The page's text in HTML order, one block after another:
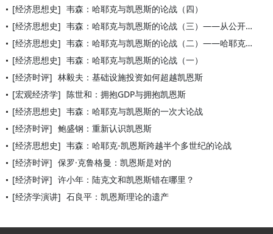
[经济思想史] 韦森：哈耶克与凯恩斯的论战（四）
[经济思想史] 韦森：哈耶克与凯恩斯的论战（三）——从公开论战到私下交流
[经济思想史] 韦森：哈耶克与凯恩斯的论战（二）——哈耶克初识凯恩斯：论战未
[经济思想史] 韦森：哈耶克与凯恩斯的论战（一）
[经济时评] 林毅夫：基础设施投资如何超越凯恩斯
[宏观经济学] 陈世和：拥抱GDP与拥抱凯恩斯
[经济思想史] 韦森：哈耶克与凯恩斯的一次大论战
[经济时评] 鲍盛钢：重新认识凯恩斯
[经济思想史] 韦森：哈耶克-凯恩斯跨越半个多世纪的论战
[经济时评] 保罗·克鲁格曼：凯恩斯是对的
[经济时评] 许小年：陆克文和凯恩斯错在哪里？
[经济学演讲] 石良平：凯恩斯理论的遗产